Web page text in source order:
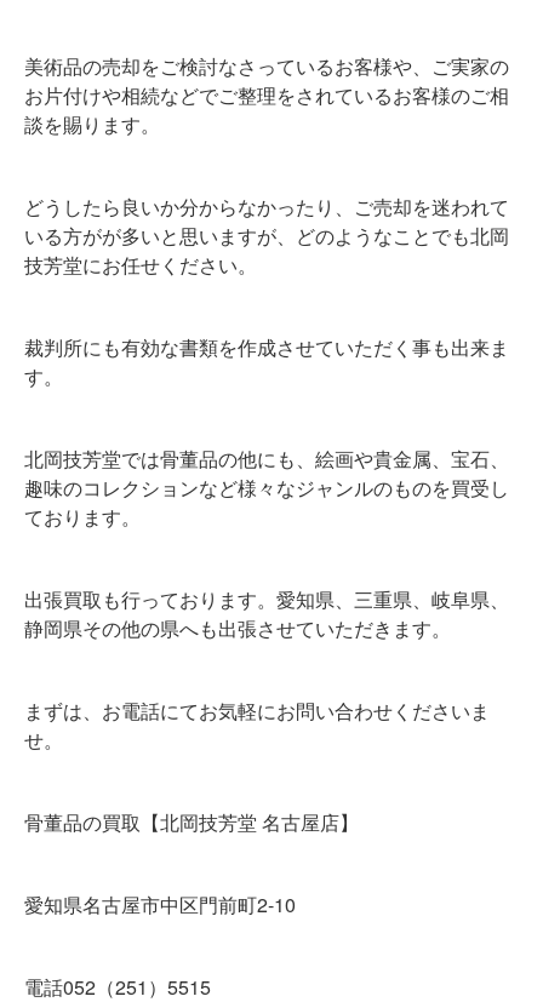
美術品の売却をご検討なさっているお客様や、ご実家の
お片付けや相続などでご整理をされているお客様のご相
談を賜ります。
どうしたら良いか分からなかったり、ご売却を迷われて
いる方がが多いと思いますが、どのようなことでも北岡
技芳堂にお任せください。
裁判所にも有効な書類を作成させていただく事も出来ま
す。
北岡技芳堂では骨董品の他にも、絵画や貴金属、宝石、
趣味のコレクションなど様々なジャンルのものを買受し
ております。
出張買取も行っております。愛知県、三重県、岐阜県、
静岡県その他の県へも出張させていただきます。
まずは、お電話にてお気軽にお問い合わせくださいま
せ。
骨董品の買取【北岡技芳堂 名古屋店】
愛知県名古屋市中区門前町2-10
電話052（251）5515